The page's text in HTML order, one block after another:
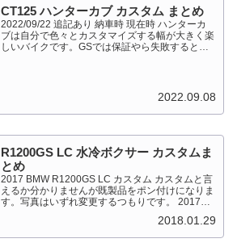
CT125 ハンターカブ カスタム まとめ
2022/09/22 追記あり 納車時 現在時 ハンターカ
ブは自分で色々とカスタマイズする幅が大きく楽
しいバイクです。GSでは保証やら失敗すると高
2022.09.08
R1200GS LC 水冷ボクサー カスタムま
とめ
2017 BMW R1200GS LC カスタム カスタムと言
えるか分かりませんが既製品をポン付けになりま
す。写真はいずれ変更するつもりです。 2017
2018.01.29